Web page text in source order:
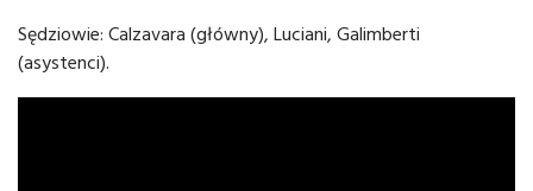
Sędziowie: Calzavara (główny), Luciani, Galimberti
(asystenci).